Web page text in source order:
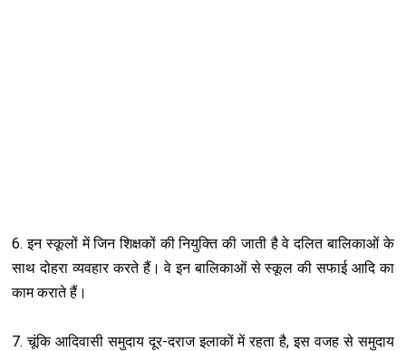
6. इन स्कूलों में जिन शिक्षकों की नियुक्ति की जाती है वे दलित बालिकाओं के
साथ दोहरा व्यवहार करते हैं। वे इन बालिकाओं से स्कूल की सफाई आदि का
काम कराते हैं।
7. चूंकि आदिवासी समुदाय दूर-दराज इलाकों में रहता है, इस वजह से समुदाय